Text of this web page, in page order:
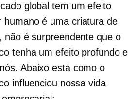
global tem um efeito
humano é uma criatura de
não é surpreendente que o
tenha um efeito profundo e
Abaixo está como o
influenciou nossa vida